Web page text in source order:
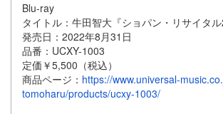
Blu-ray
タイトル：牛田智大『ショパン・リサイタル
発売日：2022年8月31日
品番：UCXY-1003
定価￥5,500（税込）
商品ページ： https://www.universal-
tomoharu/products/ucxy-1003/